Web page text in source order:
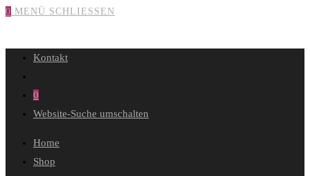
0 MENÜ SCHLIESSEN
Kontakt
0
Website-Suche umschalten
Home
Shop